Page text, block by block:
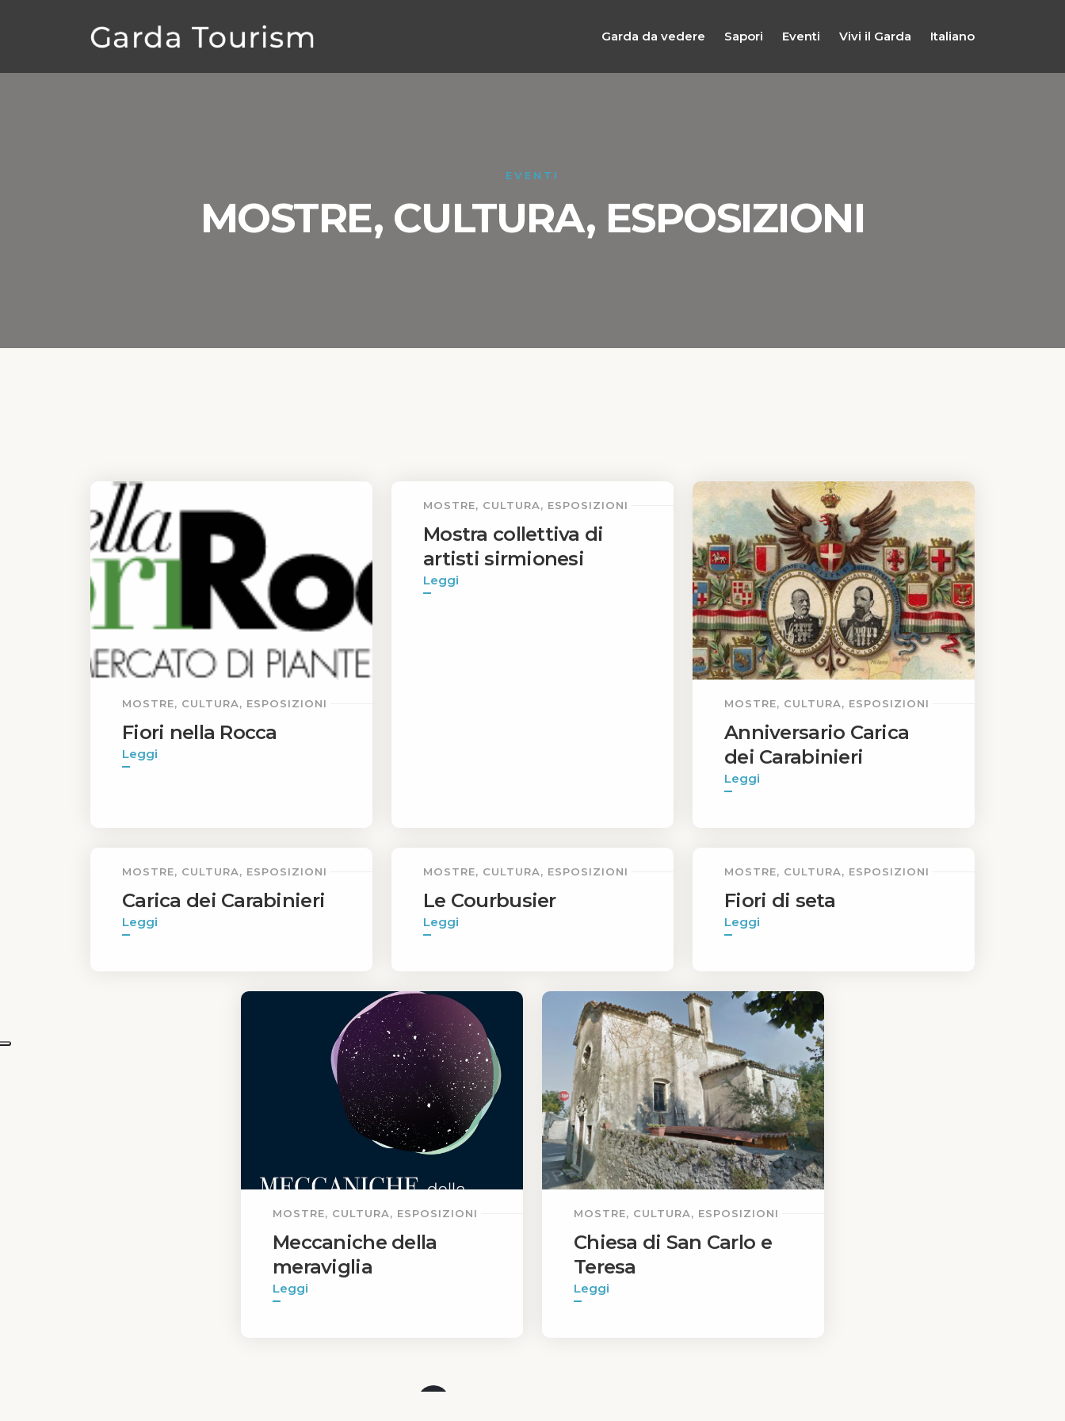
Garda da vedere Sapori Eventi Vivi il Garda Italiano
EVENTI
MOSTRE, CULTURA, ESPOSIZIONI
MOSTRE, CULTURA, ESPOSIZIONI
Fiori nella Rocca
Leggi
MOSTRE, CULTURA, ESPOSIZIONI
Mostra collettiva di
artisti sirmionesi
Leggi
MOSTRE, CULTURA, ESPOSIZIONI
Anniversario Carica
dei Carabinieri
Leggi
MOSTRE, CULTURA, ESPOSIZIONI
Carica dei Carabinieri
Leggi
MOSTRE, CULTURA, ESPOSIZIONI
Le Courbusier
Leggi
MOSTRE, CULTURA, ESPOSIZIONI
Fiori di seta
Leggi
MOSTRE, CULTURA, ESPOSIZIONI
Meccaniche della
meraviglia
Leggi
MOSTRE, CULTURA, ESPOSIZIONI
Chiesa di San Carlo e
Teresa
Leggi